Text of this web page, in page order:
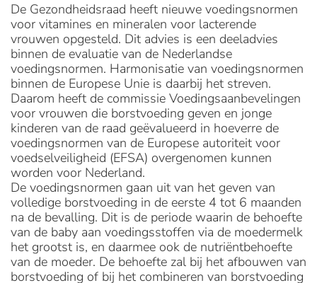
De Gezondheidsraad heeft nieuwe voedingsnormen
voor vitamines en mineralen voor lacterende
vrouwen opgesteld. Dit advies is een deeladvies
binnen de evaluatie van de Nederlandse
voedingsnormen. Harmonisatie van voedingsnormen
binnen de Europese Unie is daarbij het streven.
Daarom heeft de commissie Voedingsaanbevelingen
voor vrouwen die borstvoeding geven en jonge
kinderen van de raad geëvalueerd in hoeverre de
voedingsnormen van de Europese autoriteit voor
voedselveiligheid (EFSA) overgenomen kunnen
worden voor Nederland.
De voedingsnormen gaan uit van het geven van
volledige borstvoeding in de eerste 4 tot 6 maanden
na de bevalling. Dit is de periode waarin de behoefte
van de baby aan voedingsstoffen via de moedermelk
het grootst is, en daarmee ook de nutriëntbehoefte
van de moeder. De behoefte zal bij het afbouwen van
borstvoeding of bij het combineren van borstvoeding